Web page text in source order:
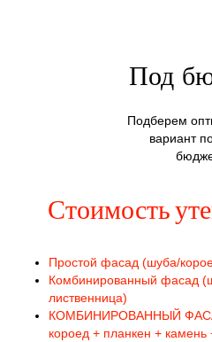
Под
Подберем
вариант
Стоимость
Простой фасад (шуба/
Комбинированный фасад
лиственница)
КОМБИНИРОВАННЫЙ
короед + планкен + камень